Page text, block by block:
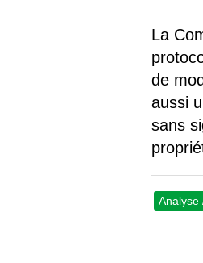
La
de
aussi
sans
Analyse